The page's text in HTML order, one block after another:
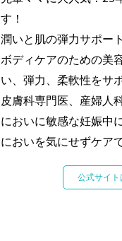
す！
潤いと肌の弾力サポー
ボディケアのための美
い、弾力、柔軟性をサ
皮膚科専門医、産婦人
においに敏感な妊娠中
においを気にせずケア
公式サイ